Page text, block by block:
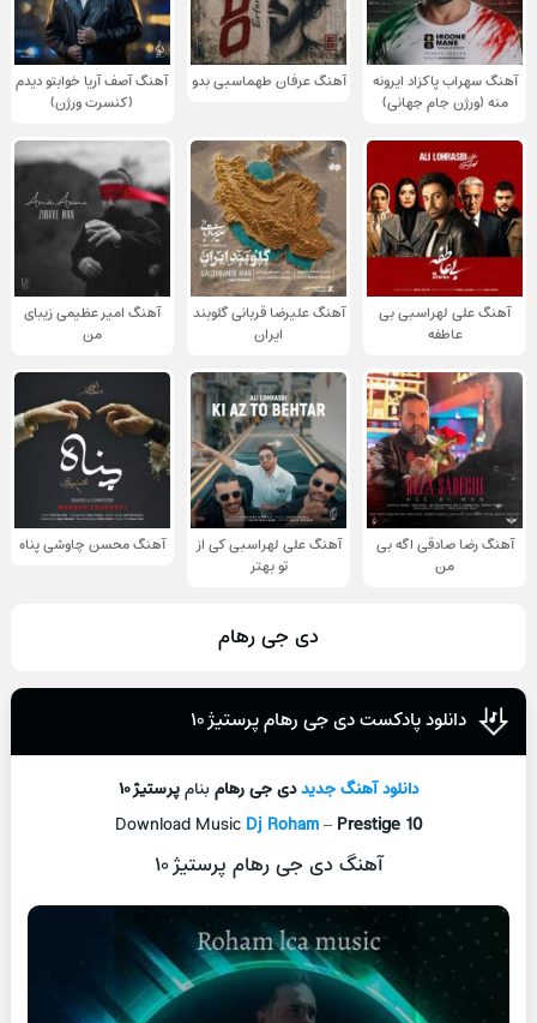
آهنگ سهراب پاکزاد ایرونه
منه (ورژن جام جهانی)
آهنگ عرفان طهماسبی بدو
آهنگ آصف آریا خوابتو دیدم
(کنسرت ورژن)
آهنگ علی لهراسبی بی
عاطفه
آهنگ علیرضا قربانی گلوبند
ایران
آهنگ امیر عظیمی زیبای
من
آهنگ رضا صادقی اگه بی
من
آهنگ علی لهراسبی کی از
تو ‌بهتر
آهنگ محسن چاوشی پناه
دی جی رهام
دانلود پادکست دی جی رهام پرستیژ ۱۰
دانلود آهنگ جدیددی جی رهامبنامپرستیژ ۱۰
Download Music Dj Roham– Prestige 10
آهنگ دی جی رهام پرستیژ ۱۰